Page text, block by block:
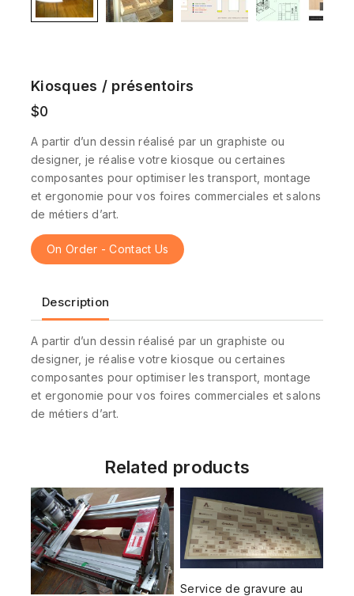
Kiosques / présentoirs
$0
A partir d’un dessin réalisé par un graphiste ou
designer, je réalise votre kiosque ou certaines
composantes pour optimiser les transport, montage
et ergonomie pour vos foires commerciales et salons
de métiers d’art.
On Order - Contact Us
Description
A partir d’un dessin réalisé par un graphiste ou
designer, je réalise votre kiosque ou certaines
composantes pour optimiser les transport, montage
et ergonomie pour vos foires commerciales et salons
de métiers d’art.
Related products
Service de gravure au